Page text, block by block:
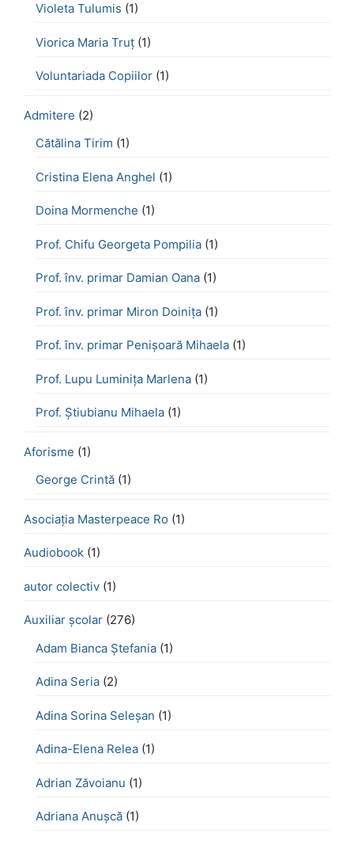
Violeta Tulumis (1)
Viorica Maria Truț (1)
Voluntariada Copiilor (1)
Admitere (2)
Cătălina Tirim (1)
Cristina Elena Anghel (1)
Doina Mormenche (1)
Prof. Chifu Georgeta Pompilia (1)
Prof. înv. primar Damian Oana (1)
Prof. înv. primar Miron Doinița (1)
Prof. înv. primar Penișoară Mihaela (1)
Prof. Lupu Luminița Marlena (1)
Prof. Știubianu Mihaela (1)
Aforisme (1)
George Crintă (1)
Asociația Masterpeace Ro (1)
Audiobook (1)
autor colectiv (1)
Auxiliar școlar (276)
Adam Bianca Ștefania (1)
Adina Seria (2)
Adina Sorina Seleșan (1)
Adina-Elena Relea (1)
Adrian Zăvoianu (1)
Adriana Anușcă (1)